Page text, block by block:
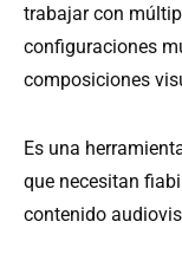
trabajar con
configuraciones
composiciones
Es una
que necesitan
contenido